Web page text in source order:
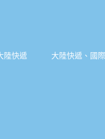
陸快遞 大陸快遞、國